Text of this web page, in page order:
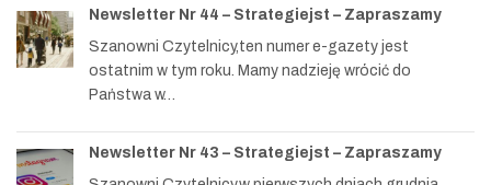
Newsletter Nr 44 – Strategiejst – Zapraszamy
Szanowni Czytelnicy,ten numer e-gazety jest
ostatnim w tym roku. Mamy nadzieję wrócić do
Państwa w…
Newsletter Nr 43 – Strategiejst – Zapraszamy